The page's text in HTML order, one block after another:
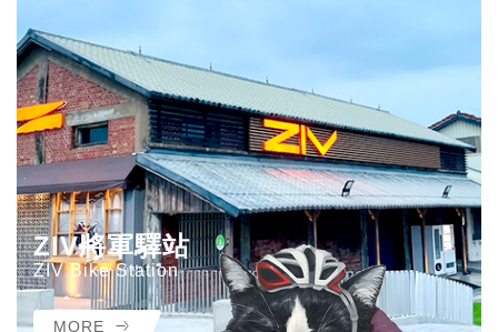
ZIV將軍驛站
ZIV Bike Station
MORE